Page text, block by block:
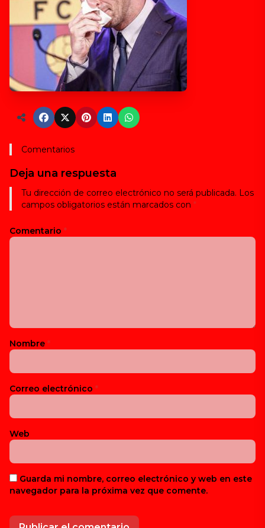
Comentarios
Deja una respuesta
Tu dirección de correo electrónico no será publicada. Los
campos obligatorios están marcados con *
Comentario *
Nombre *
Correo electrónico *
Web
Guarda mi nombre, correo electrónico y web en este
navegador para la próxima vez que comente.